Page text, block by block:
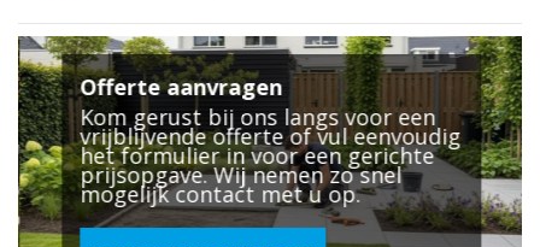
Offerte aanvragen
Kom gerust bij ons langs voor een
vrijblijvende offerte of vul eenvoudig
het formulier in voor een gerichte
prijsopgave. Wij nemen zo snel
mogelijk contact met u op.